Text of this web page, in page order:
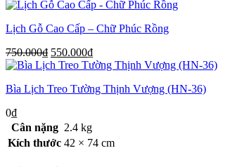
Lịch Gỗ Cao Cấp – Chữ Phúc Rồng
750.000₫ Giá
gốc
750.000₫.
550.000₫Giá
hiện
là:
Bìa Lịch Treo Tường Thịnh Vượng (HN-36)
0₫
Cân nặng 2.4 kg
Kích thước 42 × 74 cm